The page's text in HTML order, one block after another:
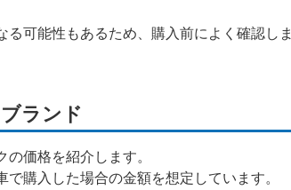
可能性もあるため、購入前によく確認しま
ランド
価格を紹介します。
購入した場合の金額を想定しています。